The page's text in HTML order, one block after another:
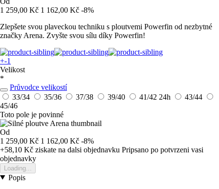
1 259,00 Kč 1 162,00 Kč -8%
Zlepšete svou plaveckou techniku s ploutvemi Powerfin od nezbytné
značky Arena. Zvyšte svou sílu díky Powerfin!
+-1
Velikost
*
Průvodce velikostí
33/34
35/36 37/38 39/40 41/42 24h
43/44
45/46
Toto pole je povinné
Od
1 259,00 Kč 1 162,00 Kč -8%
+58,10 Kč ziskate na dalsi objednavku Pripsano po potvrzeni vasi
objednavky
Loading...
Popis